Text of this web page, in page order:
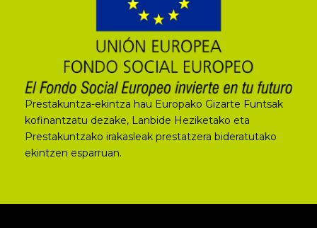
Prestakuntza-ekintza hau Europako Gizarte Funtsak
kofinantzatu dezake, Lanbide Heziketako eta
Prestakuntzako irakasleak prestatzera bideratutako
ekintzen esparruan.